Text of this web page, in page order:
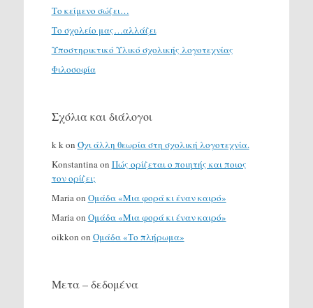
Το κείμενο σώζει…
Το σχολείο μας…αλλάζει
Υποστηρικτικό Υλικό σχολικής λογοτεχνίας
Φιλοσοφία
Σχόλια και διάλογοι
k k on Όχι άλλη θεωρία στη σχολική λογοτεχνία.
Konstantina on Πώς ορίζεται ο ποιητής και ποιος
τον ορίζει;
Maria on Ομάδα «Μια φορά κι έναν καιρό»
Maria on Ομάδα «Μια φορά κι έναν καιρό»
oikkon on Ομάδα «Το πλήρωμα»
Μετα – δεδομένα